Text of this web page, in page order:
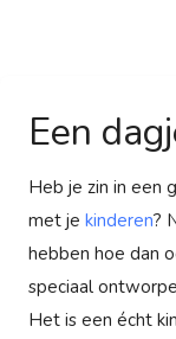
Een
Heb je zin in een
met je kinderen?
hebben hoe dan
speciaal
Het is een écht